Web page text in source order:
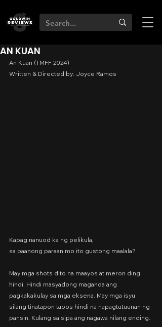
AN KUAN
An Kuan (TMFF 2024)
Written & Directed by: Joyce Ramos
Kapag nanuod ka ng pelikula,
sa paanong paraan mo ito gustong maalala?
May mga shots dito na maayos at meron ding
hindi. Hindi masyadong maganda ang
pagkakakulay sa mga eksena. May mga isyu
silang tinatapon tapos hindi na napagtutuunan ng
pansin. Kulang sa sipa ang nagawa nilang ending.